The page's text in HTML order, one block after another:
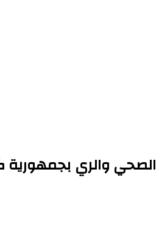
والري بجمهورية